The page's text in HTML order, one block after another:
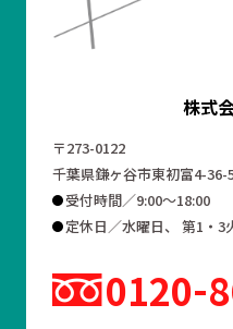
株式
〒273-0122
千葉県鎌ヶ谷市東初富4-36-
受付時間／9:00～18:00
定休日／水曜日、 第1・3
0120